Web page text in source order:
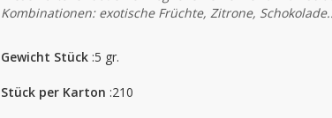
Kombinationen: exotische Früchte, Zitrone,
Gewicht Stück :5 gr.
Stück per Karton :210